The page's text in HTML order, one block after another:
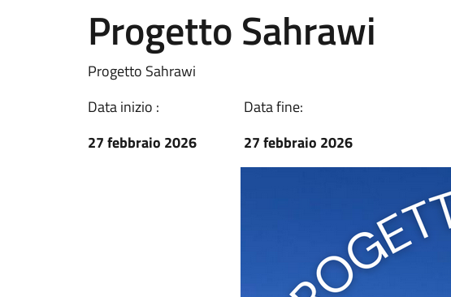
Progetto Sahrawi
Progetto Sahrawi
Data inizio :
27 febbraio 2026
Data fine:
27 febbraio 2026